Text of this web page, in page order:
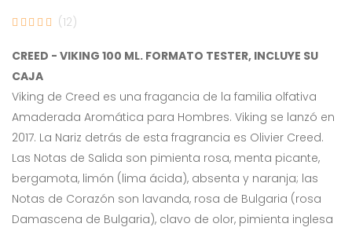
(12)
CREED - VIKING 100 ML. FORMATO TESTER, INCLUYE SU
CAJA
Viking de Creed es una fragancia de la familia olfativa
Amaderada Aromática para Hombres. Viking se lanzó en
2017. La Nariz detrás de esta fragrancia es Olivier Creed.
Las Notas de Salida son pimienta rosa, menta picante,
bergamota, limón (lima ácida), absenta y naranja; las
Notas de Corazón son lavanda, rosa de Bulgaria (rosa
Damascena de Bulgaria), clavo de olor, pimienta inglesa